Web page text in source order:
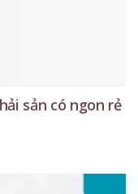
sản có ngon rẻ